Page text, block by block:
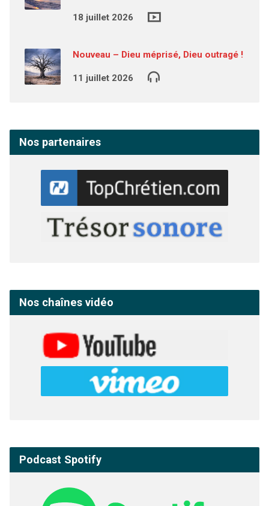
18 juillet 2026
Nouveau – Dieu méprisé, Dieu outragé !
11 juillet 2026
Nos partenaires
Nos chaînes vidéo
Podcast Spotify